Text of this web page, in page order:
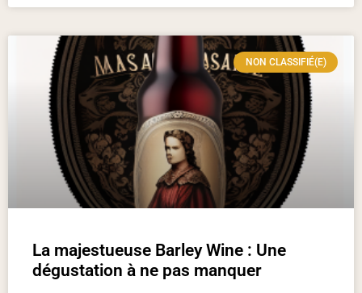
NON CLASSIFIÉ(E)
La majestueuse Barley Wine : Une
dégustation à ne pas manquer